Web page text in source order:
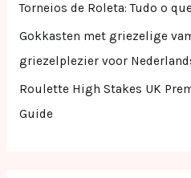
Torneios de Roleta: Tudo o
Gokkasten met griezelige
griezelplezier voor
Roulette High Stakes UK
Guide